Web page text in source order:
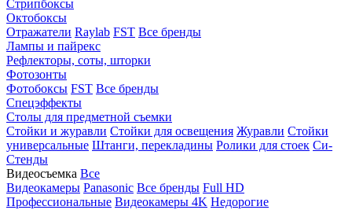
Стрипбоксы
Октобоксы
Отражатели Raylab FST Все бренды
Лампы и пайрекс
Рефлекторы, соты, шторки
Фотозонты
Фотобоксы FST Все бренды
Спецэффекты
Столы для предметной съемки
Стойки и журавли Стойки для освещения Журавли Стойки
универсальные Штанги, перекладины Ролики для стоек Си-
Стенды
Видеосъемка Все
Видеокамеры Panasonic Все бренды Full HD
Профессиональные Видеокамеры 4K Недорогие